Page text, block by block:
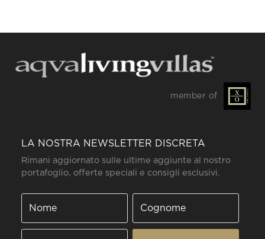
member of
LA NOSTRA NEWSLETTER DISCRETA
Rimani aggiornato sulle ultime aggiunte al nostro
portafoglio, offerte speciali e consigli esclusivi.